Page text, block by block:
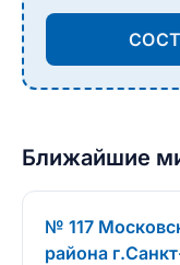
Ближайшие
№ 117
района